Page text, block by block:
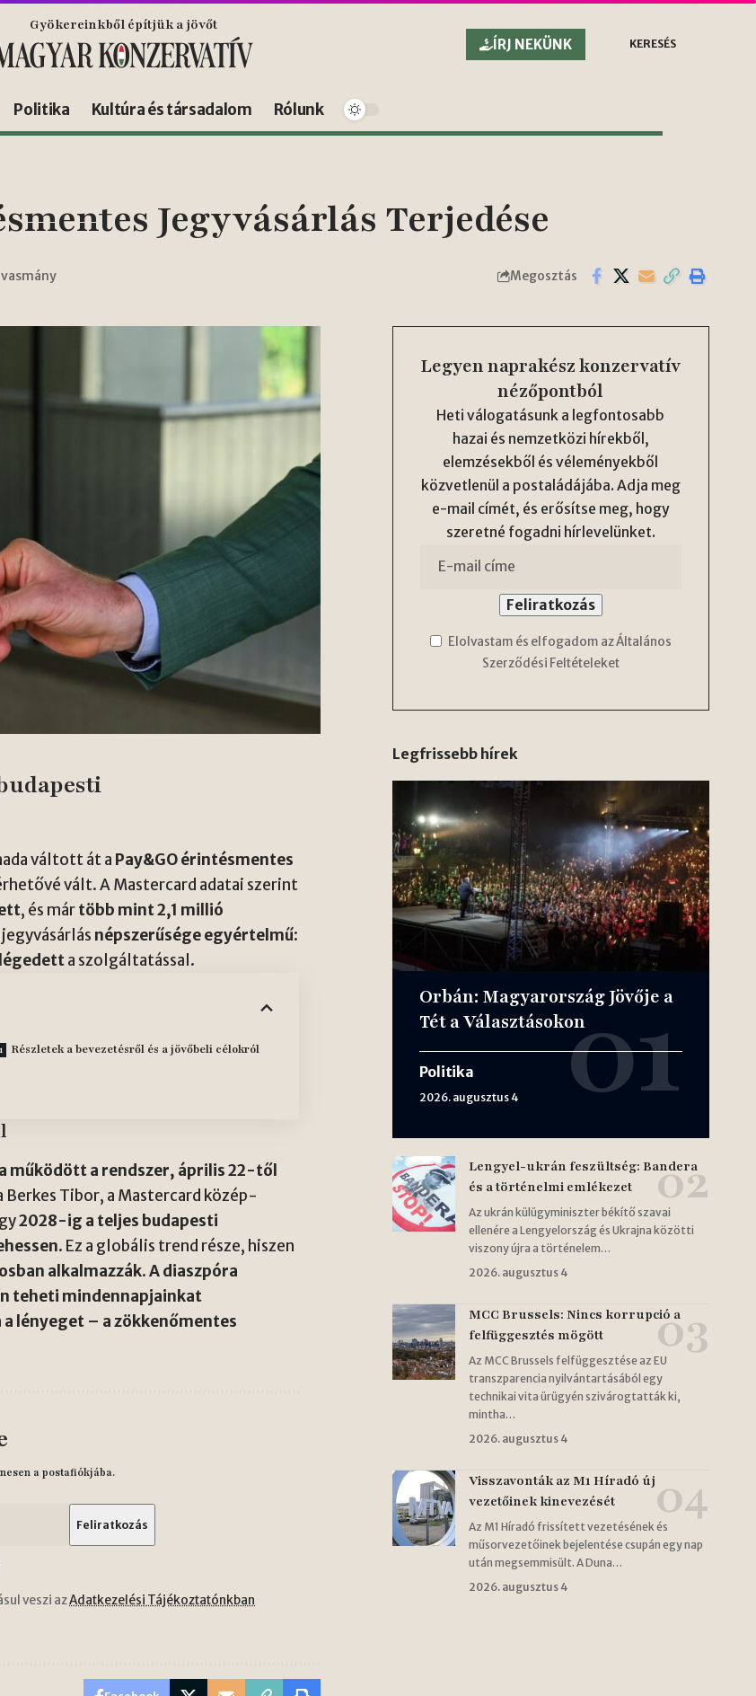
Gyökereinkből építjük a jövőt
ÍRJ NEKÜNK
KERESÉS
Politika Kultúra és társadalom Rólunk
Jegyvásárlás Terjedése
Megosztás
váltott át a Pay&GO érintésmentes
vált. A Mastercard adatai szerint
, és mártöbb mint 2,1 millió
népszerűsége egyértelmű:
a szolgáltatással.
Részletek a bevezetésről és a jövőbeli célokról
működött a rendszer, április 22-től
Berkes Tibor, a Mastercard közép-
2028-ig a teljes budapesti
. Ez a globális trend része, hiszen
alkalmazzák.A diaszpóra
teheti mindennapjainkat
lényeget – a zökkenőmentes
a postafiókjába.
veszi azAdatkezelési Tájékoztatónkban
Legyen naprakész konzervatív
nézőpontból
Heti válogatásunk a legfontosabb
hazai és nemzetközi hírekből,
elemzésekből és véleményekből
közvetlenül a postaládájába. Adja meg
e-mail címét, és erősítse meg, hogy
szeretné fogadni hírlevelünket.
Elolvastam és elfogadom az Általános
Szerződési Feltételeket
Legfrissebb hírek
Orbán: Magyarország Jövője a
Tét a Választásokon
Politika
2026. augusztus 4
Lengyel-ukrán feszültség: Bandera
és a történelmi emlékezet
Az ukrán külügyminiszter békítő szavai
ellenére a Lengyelország és Ukrajna közötti
viszony újra a történelem…
2026. augusztus 4
MCC Brussels: Nincs korrupció a
felfüggesztés mögött
Az MCC Brussels felfüggesztése az EU
transzparencia nyilvántartásából egy
technikai vita ürügyén szivárogtatták ki,
mintha…
2026. augusztus 4
Visszavonták az M1 Híradó új
vezetőinek kinevezését
Az M1 Híradó frissített vezetésének és
műsorvezetőinek bejelentése csupán egy nap
után megsemmisült. A Duna…
2026. augusztus 4